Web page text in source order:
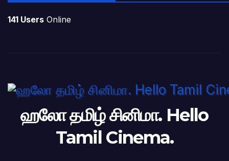
141 Users Online
ஹலோ தமிழ் சினிமா. Hello
Tamil Cinema.